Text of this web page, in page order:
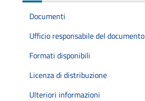
Documenti
Ufficio responsabile del documento
Formati disponibili
Licenza di distribuzione
Ulteriori informazioni